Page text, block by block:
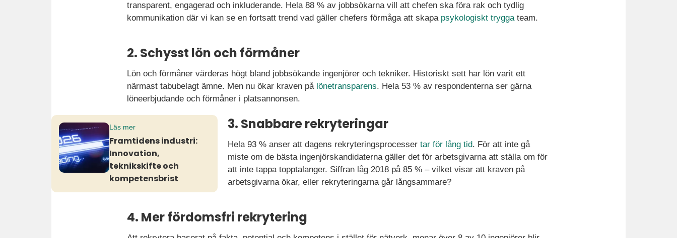
transparent, engagerad och inkluderande. Hela 88 % av jobbsökarna vill att chefen ska föra rak och tydlig
kommunikation där vi kan se en fortsatt trend vad gäller chefers förmåga att skapa psykologiskt tryggateam.
2. Schysst lön och förmåner
Lön och förmåner värderas högt bland jobbsökande ingenjörer och tekniker. Historiskt sett har lön varit ett
närmast tabubelagt ämne. Men nu ökar kraven på lönetransparens. Hela 53 % av respondenterna ser gärna
löneerbjudande och förmåner i platsannonsen.
Läs mer
Framtidens industri:
Innovation,
teknikskifte och
kompetensbrist
3. Snabbare rekryteringar
Hela 93 % anser att dagens rekryteringsprocesser tar för lång tid. För att inte gå
miste om de bästa ingenjörskandidaterna gäller det för arbetsgivarna att ställa om för
att inte tappa topptalanger. Siffran låg 2018 på 85 % – vilket visar att kraven på
arbetsgivarna ökar, eller rekryteringarna går långsammare?
4. Mer fördomsfri rekrytering